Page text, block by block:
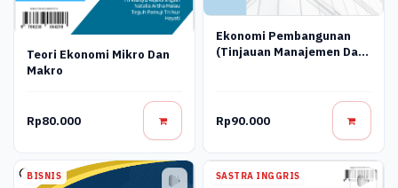
Teori Ekonomi Mikro Dan
Makro
Rp80.000
Ekonomi Pembangunan
(Tinjauan Manajemen Dan
Rp90.000
BISNIS SASTRA INGGRIS